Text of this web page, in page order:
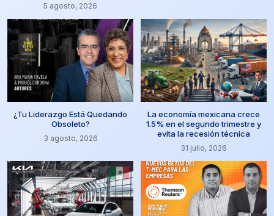
5 agosto, 2026
¿Tu Liderazgo Está Quedando
Obsoleto?
3 agosto, 2026
La economía mexicana crece
1.5% en el segundo trimestre y
evita la recesión técnica
31 julio, 2026